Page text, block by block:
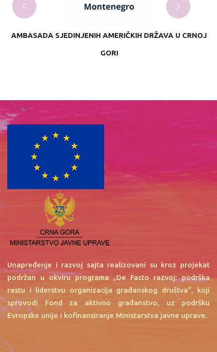
AMBASADA SJEDINJENIH AMERIČKIH DRŽAVA U CRNOJ
GORI
Unapređenje i razvoj sajta realizovani su kroz projekat
podržan u okviru programa „De Facto razvoj: podrška
rastu i liderstvu organizacija građanskog društva“, koji
sprovodi Fond za aktivno građanstvo, uz podršku
Evropske unije i kofinansiranje Ministarstva javne uprave.